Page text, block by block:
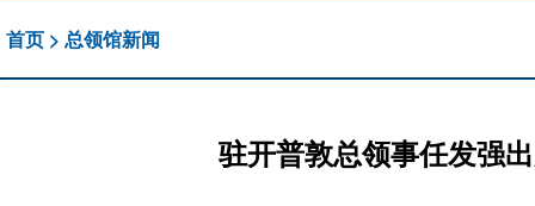
首页 > 总领馆新闻
驻开普敦总领事任发强